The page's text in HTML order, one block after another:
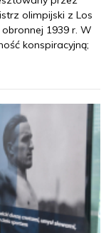
olimpijski z Los
1939 r. W
konspiracyjną;